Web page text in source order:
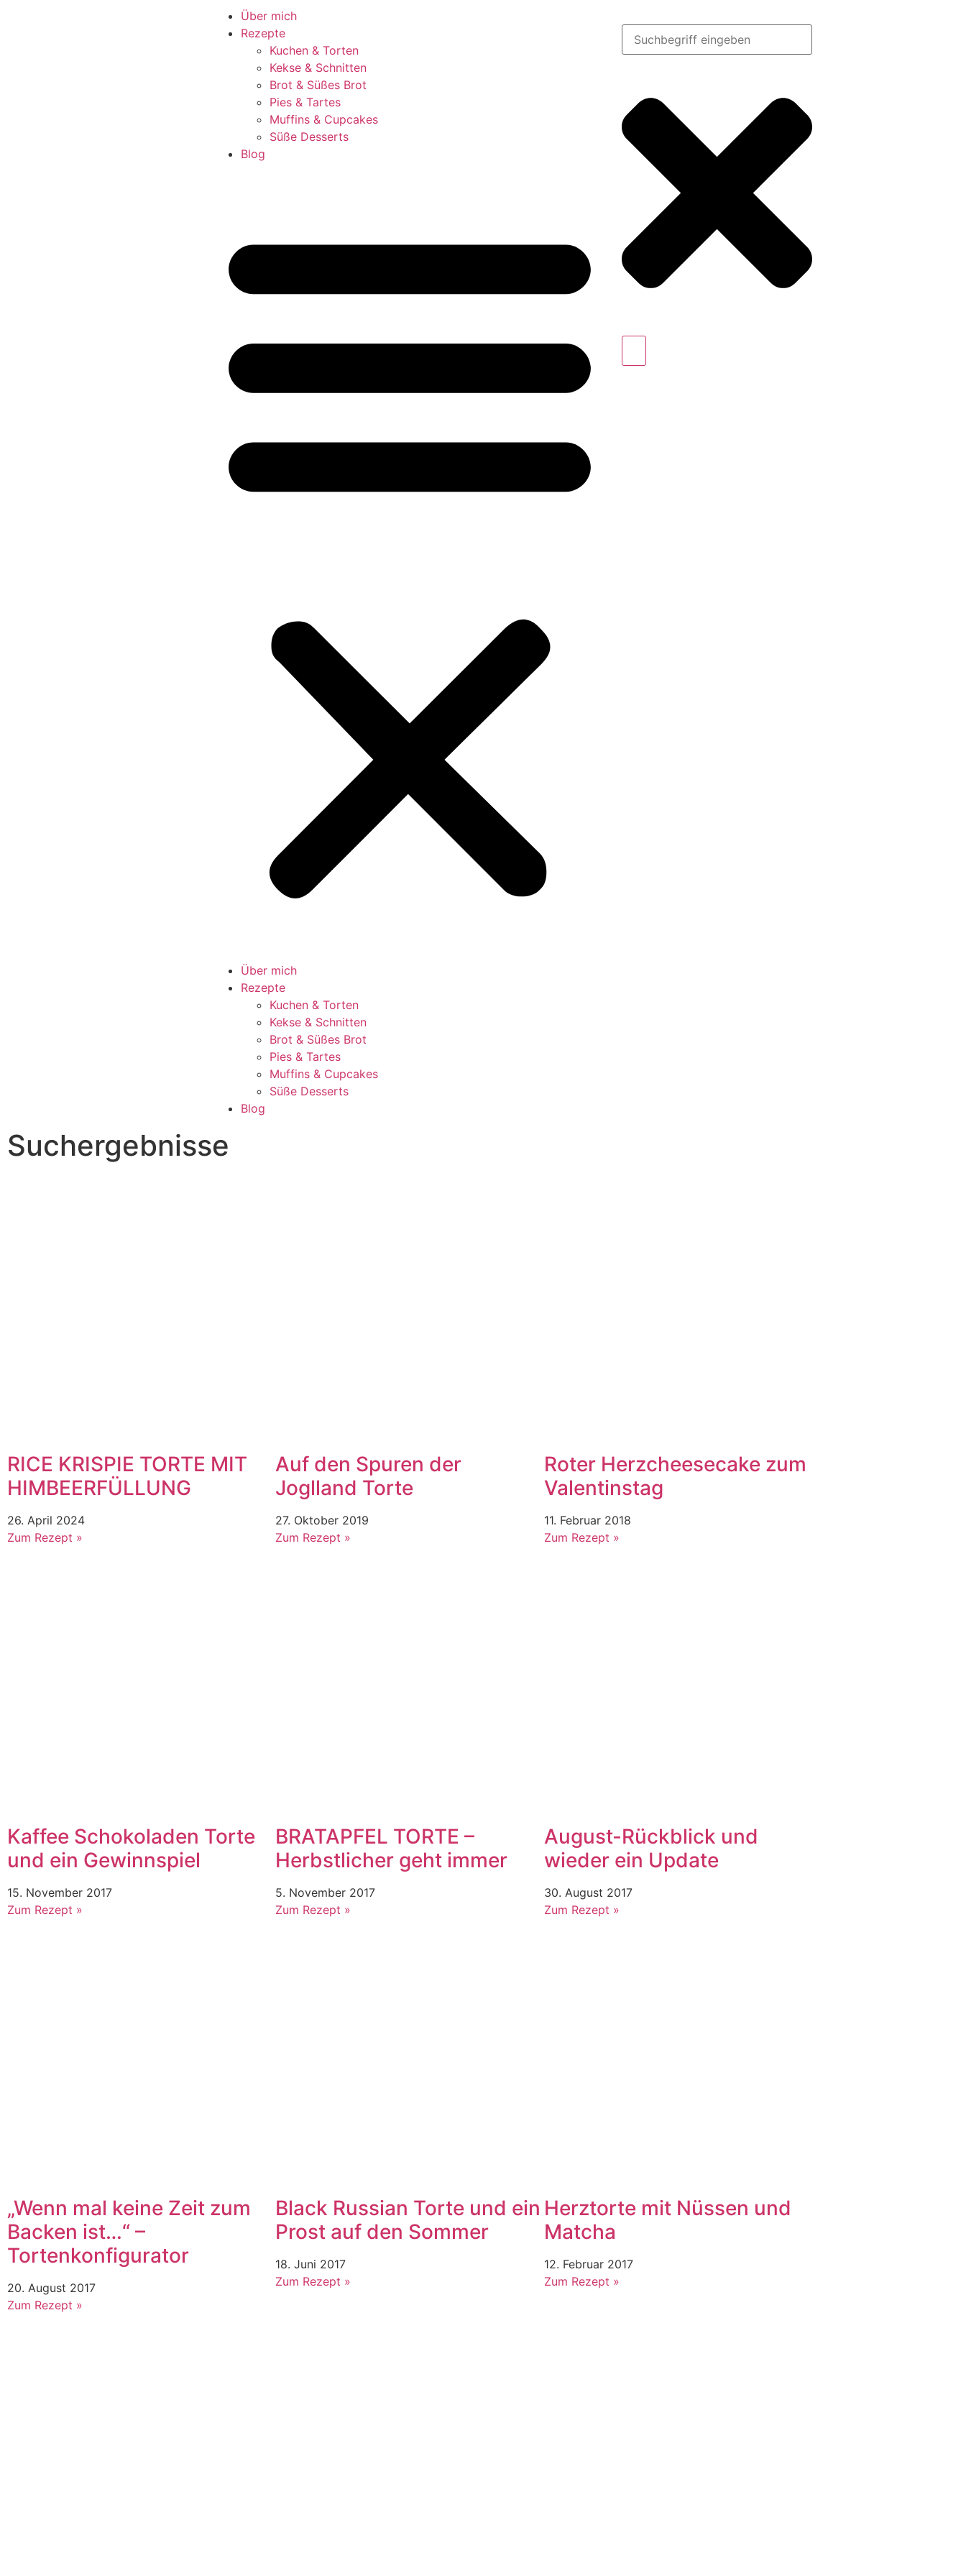
Über mich
Rezepte
Kuchen & Torten
Kekse & Schnitten
Brot & Süßes Brot
Pies & Tartes
Muffins & Cupcakes
Süße Desserts
Blog
Über mich
Rezepte
Kuchen & Torten
Kekse & Schnitten
Brot & Süßes Brot
Pies & Tartes
Muffins & Cupcakes
Süße Desserts
Blog
Suchergebnisse
RICE KRISPIE TORTE MIT
HIMBEERFÜLLUNG
26. April 2024
Zum Rezept »
Auf den Spuren der
Joglland Torte
27. Oktober 2019
Zum Rezept »
Roter Herzcheesecake zum
Valentinstag
11. Februar 2018
Zum Rezept »
Kaffee Schokoladen Torte
und ein Gewinnspiel
15. November 2017
Zum Rezept »
BRATAPFEL TORTE –
Herbstlicher geht immer
5. November 2017
Zum Rezept »
August-Rückblick und
wieder ein Update
30. August 2017
Zum Rezept »
„Wenn mal keine Zeit zum
Backen ist…“ –
Tortenkonfigurator
20. August 2017
Zum Rezept »
Black Russian Torte und ein
Prost auf den Sommer
18. Juni 2017
Zum Rezept »
Herztorte mit Nüssen und
Matcha
12. Februar 2017
Zum Rezept »